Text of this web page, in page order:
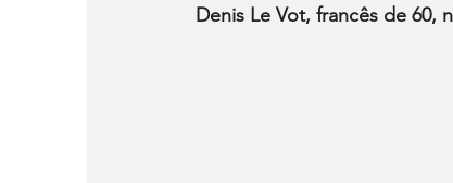
Denis Le Vot, francês de 60,